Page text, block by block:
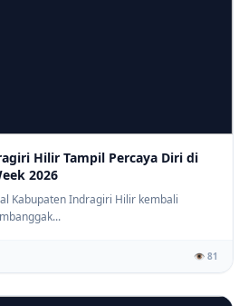
Hilir Tampil Percaya Diri di
2026
Kabupaten Indragiri Hilir kembali
👁️ 81